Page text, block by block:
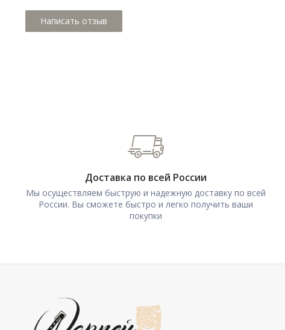
Доставка по всей России
Мы осуществляем быструю и надежную доставку по всей
России. Вы сможете быстро и легко получить ваши
покупки